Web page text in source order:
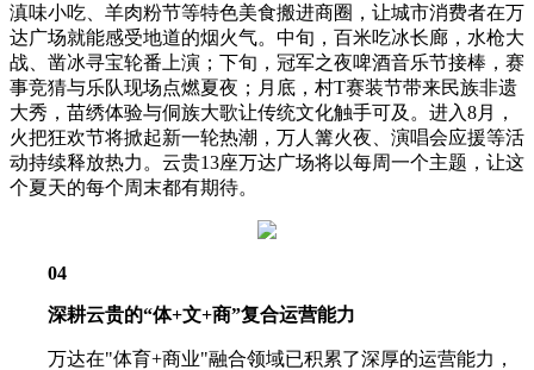
滇味小吃、羊肉粉节等特色美食搬进商圈，让城市消费者在万
达广场就能感受地道的烟火气。中旬，百米吃冰长廊，水枪大
战、凿冰寻宝轮番上演；下旬，冠军之夜啤酒音乐节接棒，赛
事竞猜与乐队现场点燃夏夜；月底，村T赛装节带来民族非遗
大秀，苗绣体验与侗族大歌让传统文化触手可及。进入8月，
火把狂欢节将掀起新一轮热潮，万人篝火夜、演唱会应援等活
动持续释放热力。云贵13座万达广场将以每周一个主题，让这
个夏天的每个周末都有期待。
04
深耕云贵的“体+文+商”复合运营能力
万达在"体育+商业"融合领域已积累了深厚的运营能力，